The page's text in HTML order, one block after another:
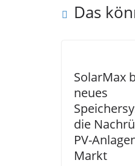
Das
SolarMax
neues
die
PV-
Markt